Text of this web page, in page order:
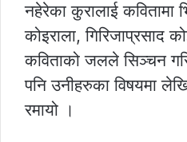
नहेरेका कुरालाई कवितामा
कोइराला, गिरिजाप्रसाद
कविताको जलले सिञ्चन
पनि उनीहरुका विषयमा
रमायो ।